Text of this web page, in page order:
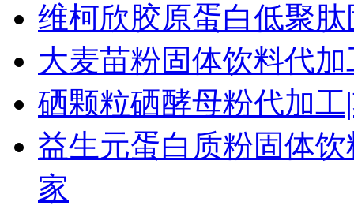
维柯欣胶原蛋白低聚
大麦苗粉固体饮料代
硒颗粒硒酵母粉代加
益生元蛋白质粉固体
家